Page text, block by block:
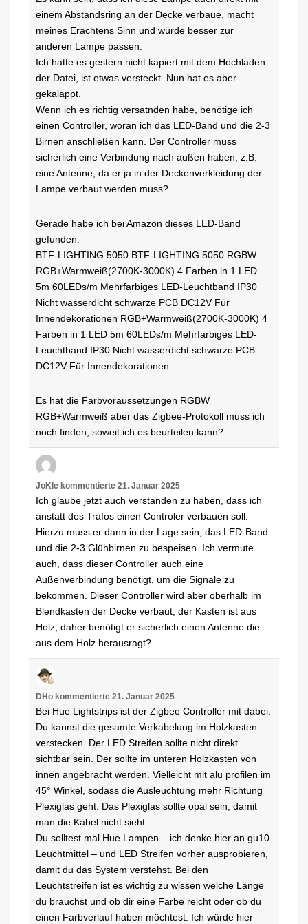
einem Abstandsring an der Decke verbaue, macht
meines Erachtens Sinn und würde besser zur
anderen Lampe passen.
Ich hatte es gestern nicht kapiert mit dem Hochladen
der Datei, ist etwas versteckt. Nun hat es aber
gekalappt.
Wenn ich es richtig versatnden habe, benötige ich
einen Controller, woran ich das LED-Band und die 2-3
Birnen anschließen kann. Der Controller muss
sicherlich eine Verbindung nach außen haben, z.B.
eine Antenne, da er ja in der Deckenverkleidung der
Lampe verbaut werden muss?
Gerade habe ich bei Amazon dieses LED-Band
gefunden:
BTF-LIGHTING 5050 BTF-LIGHTING 5050 RGBW
RGB+Warmweiß(2700K-3000K) 4 Farben in 1 LED
5m 60LEDs/m Mehrfarbiges LED-Leuchtband IP30
Nicht wasserdicht schwarze PCB DC12V Für
Innendekorationen RGB+Warmweiß(2700K-3000K) 4
Farben in 1 LED 5m 60LEDs/m Mehrfarbiges LED-
Leuchtband IP30 Nicht wasserdicht schwarze PCB
DC12V Für Innendekorationen.
Es hat die Farbvoraussetzungen RGBW
RGB+Warmweiß aber das Zigbee-Protokoll muss ich
noch finden, soweit ich es beurteilen kann?
JoKle kommentierte 21. Januar 2025
Ich glaube jetzt auch verstanden zu haben, dass ich
anstatt des Trafos einen Controler verbauen soll.
Hierzu muss er dann in der Lage sein, das LED-Band
und die 2-3 Glühbirnen zu bespeisen. Ich vermute
auch, dass dieser Controller auch eine
Außenverbindung benötigt, um die Signale zu
bekommen. Dieser Controller wird aber oberhalb im
Blendkasten der Decke verbaut, der Kasten ist aus
Holz, daher benötigt er sicherlich einen Antenne die
aus dem Holz herausragt?
DHo kommentierte 21. Januar 2025
Bei Hue Lightstrips ist der Zigbee Controller mit dabei.
Du kannst die gesamte Verkabelung im Holzkasten
verstecken. Der LED Streifen sollte nicht direkt
sichtbar sein. Der sollte im unteren Holzkasten von
innen angebracht werden. Vielleicht mit alu profilen im
45° Winkel, sodass die Ausleuchtung mehr Richtung
Plexiglas geht. Das Plexiglas sollte opal sein, damit
man die Kabel nicht sieht
Du solltest mal Hue Lampen – ich denke hier an gu10
Leuchtmittel – und LED Streifen vorher ausprobieren,
damit du das System verstehst. Bei den
Leuchtstreifen ist es wichtig zu wissen welche Länge
du brauchst und ob dir eine Farbe reicht oder ob du
einen Farbverlauf haben möchtest. Ich würde hier